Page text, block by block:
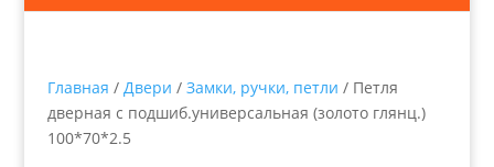
Главная / Двери / Замки, ручки, петли / Петля
дверная с подшиб.универсальная (золото глянц.)
100*70*2.5